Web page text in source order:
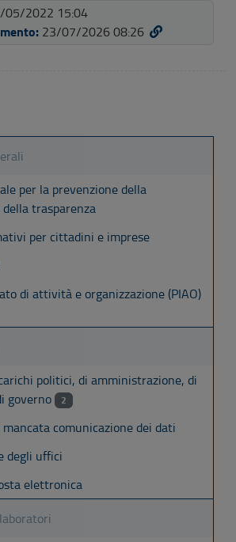
05/2022 15:04
23/07/2026 08:26
per la prevenzione della
trasparenza
per cittadini e imprese
di attività e organizzazione (PIAO)
politici, di amministrazione, di
governo
2
comunicazione dei dati
degli uffici
elettronica